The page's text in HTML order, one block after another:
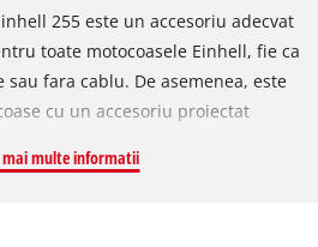
255 este un accesoriu adecvat
toate motocoasele Einhell, fie ca
fara cablu. De asemenea, este
cu un accesoriu proiectat
si ascutiti este ideala pentru
mai multe informatii